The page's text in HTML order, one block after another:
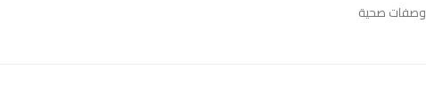
وصفات صحية